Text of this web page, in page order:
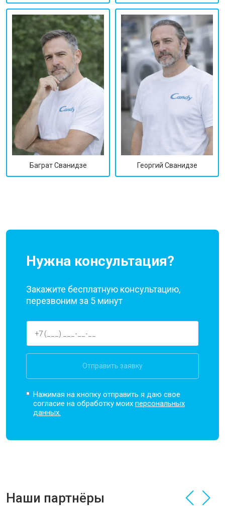
Баграт Сванидзе Георгий Сванидзе
Нужна консультация?
Закажите бесплатную консультацию,
перезвоним за 5 минут
Отправить заявку
Нажимая на кнопку отправить я даю свое
согласие на обработку моихперсональных
данных.
Наши партнёры